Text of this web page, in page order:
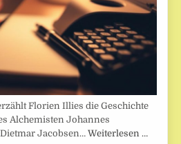
Florien Illies die Geschichte
Alchemisten Johannes
Jacobsen…Weiterlesen …